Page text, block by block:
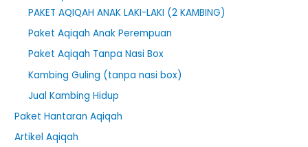
PAKET AQIQAH ANAK LAKI-LAKI (2 KAMBING)
Paket Aqiqah Anak Perempuan
Paket Aqiqah Tanpa Nasi Box
Kambing Guling (tanpa nasi box)
Jual Kambing Hidup
Paket Hantaran Aqiqah
Artikel Aqiqah